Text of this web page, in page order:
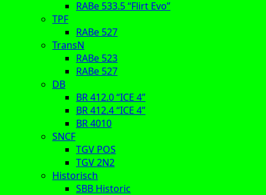
RABe 533.5 “Flirt Evo”
TPF
RABe 527
TransN
RABe 523
RABe 527
DB
BR 412.0 “ICE 4”
BR 412.4 “ICE 4”
BR 4010
SNCF
TGV POS
TGV 2N2
Historisch
SBB Historic